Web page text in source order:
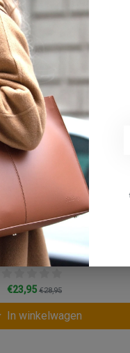
Rol Etui M2602 Zwart
€23,95 €28,95
In winkelwagen